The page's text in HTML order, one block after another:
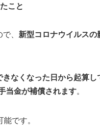
こと
、 新型コロナウイルス
なくなった日から起算
当金が補償されます。
です。